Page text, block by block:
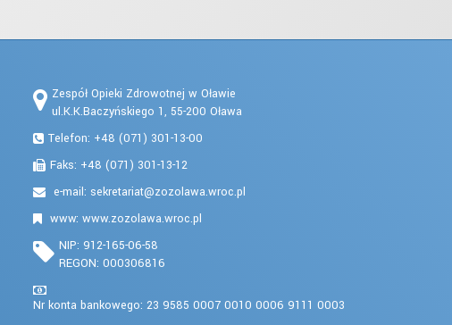
Zespół Opieki Zdrowotnej w Oławie
ul.K.K.Baczyńskiego 1, 55-200 Oława
Telefon: +48 (071) 301-13-00
Faks: +48 (071) 301-13-12
e-mail:
www: www.zozolawa.wroc.pl
NIP: 912-165-06-58
REGON: 000306816
Nr konta bankowego: 23 9585 0007 0010 0006 9111 0003